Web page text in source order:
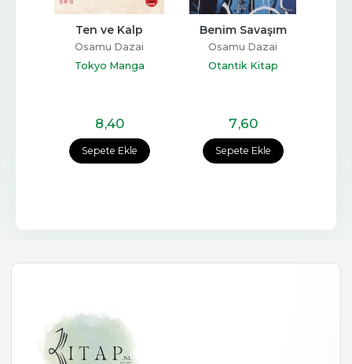
Sepete Ekle
Ten ve Kalp
Osamu Dazai
Tokyo Manga
8,40
Sepete Ekle
Benim Savaşım
Osamu Dazai
Otantik Kitap
7,60